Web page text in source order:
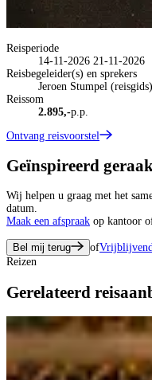
Reisperiode
14-11-2026 21-11-2026
Reisbegeleider(s) en sprekers
Jeroen Stumpel (reisgids)
Reissom
2.895,-p.p.
Ontvang reisvoorstel
Geïnspireerd
Wij helpen u graag met het
datum.
Maak een afspraak op kantoor
Bel mij terug of
Reizen
Gerelateerd